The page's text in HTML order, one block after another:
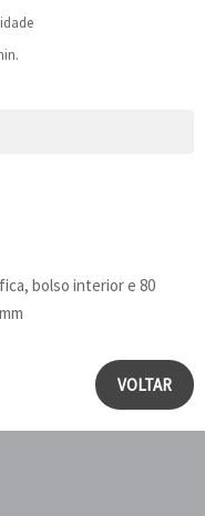
bolso interior e 80
VOLTAR